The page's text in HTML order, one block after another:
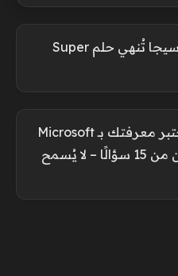
بعد سنوات من الغموض… سيجا تُنهي حلم Super
من MSN إلى Windows، اختبر معرفتك بـ Microsoft
من خلال هذا الاختبار المكون من 15 سؤالًا – لا يُسمح